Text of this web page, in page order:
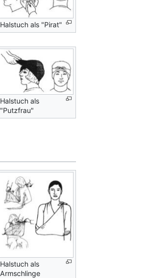
Halstuch als "Pirat"
Halstuch als
"Putzfrau"
Halstuch als
Armschlinge